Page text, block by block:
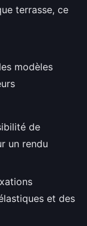
terrasse, ce
modèles
de
un rendu
et des